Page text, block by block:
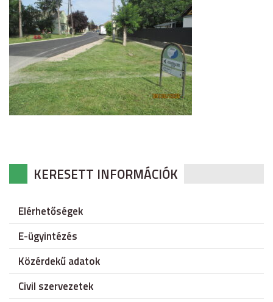
KERESETT INFORMÁCIÓK
Elérhetőségek
E-ügyintézés
Közérdekű adatok
Civil szervezetek